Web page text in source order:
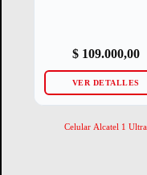
$109.000,00
VER DETALLES
Celular Alcatel 1 Ultra